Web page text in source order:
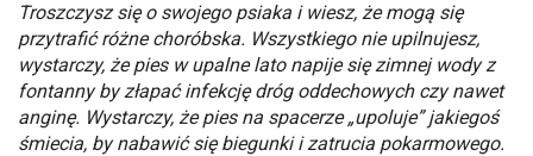
Troszczysz się o swojego psiaka i wiesz, że mogą się
przytrafić różne choróbska. Wszystkiego nie upilnujesz,
wystarczy, że pies w upalne lato napije się zimnej wody z
fontanny by złapać infekcję dróg oddechowych czy nawet
anginę. Wystarczy, że pies na spacerze „upoluje” jakiegoś
śmiecia, by nabawić się biegunki i zatrucia pokarmowego.